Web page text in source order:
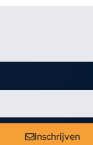
Inschrijven